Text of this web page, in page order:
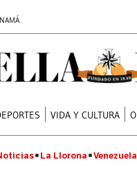
VIDA Y CULTURA
La Llorona Venezuela